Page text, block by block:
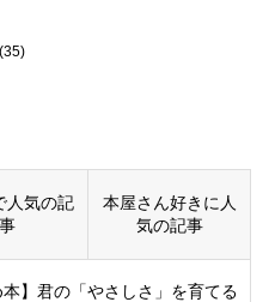
(35)
人気の記
事
本屋さん好きに人
気の記事
本】君の「やさしさ」を育てる